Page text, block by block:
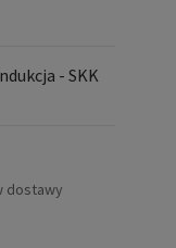
- SKK
dostawy